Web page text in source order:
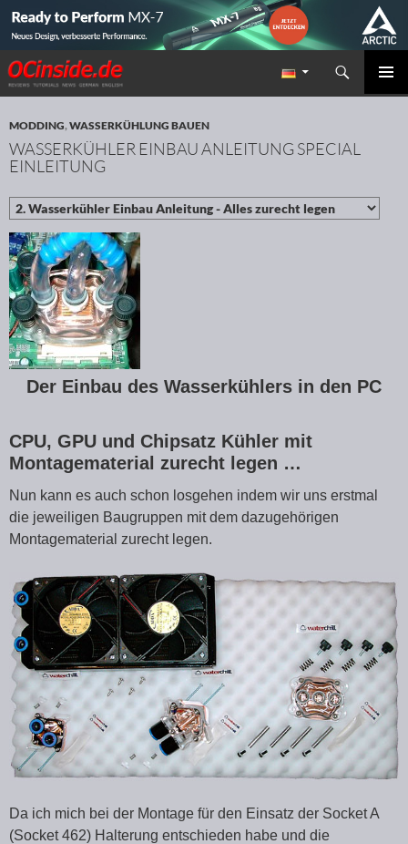
Redaktion ocinside.de PC Hardware Portal
Suchen
ZUM INHALT SPRINGEN
MODDING,WASSERKÜHLUNG BAUEN
WASSERKÜHLER EINBAU ANLEITUNG SPECIAL
EINLEITUNG
Der Einbau des Wasserkühlers in den PC
CPU, GPU und Chipsatz Kühler mit
Montagematerial zurecht legen …
Nun kann es auch schon losgehen indem wir uns erstmal
die jeweiligen Baugruppen mit dem dazugehörigen
Montagematerial zurecht legen.
Da ich mich bei der Montage für den Einsatz der Socket A
(Socket 462) Halterung entschieden habe und die